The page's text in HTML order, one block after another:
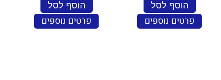
הוסף לסל
פרטים נוספים
הוסף לסל
פרטים נוספים